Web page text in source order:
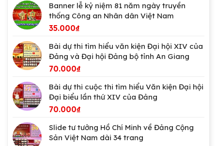
Banner lễ kỷ niệm 81 năm ngày truyền
thống Công an Nhân dân Việt Nam
35.000₫
Bài dự thi tìm hiểu văn kiện Đại hội XIV của
Đảng và Đại hội Đảng bộ tỉnh An Giang
70.000₫
Bài dự thi cuộc thi tìm hiểu Văn kiện Đại hội
Đại biểu lần thứ XIV của Đảng
70.000₫
Slide tư tưởng Hồ Chí Minh về Đảng Cộng
Sản Việt Nam dài 34 trang